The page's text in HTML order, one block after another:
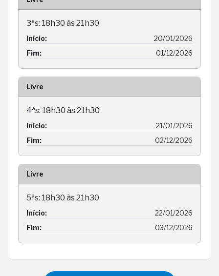
3ªs: 18h30 às 21h30
Início:
20/01/2026
Fim:
01/12/2026
Livre
4ªs: 18h30 às 21h30
Início:
21/01/2026
Fim:
02/12/2026
Livre
5ªs: 18h30 às 21h30
Início:
22/01/2026
Fim:
03/12/2026